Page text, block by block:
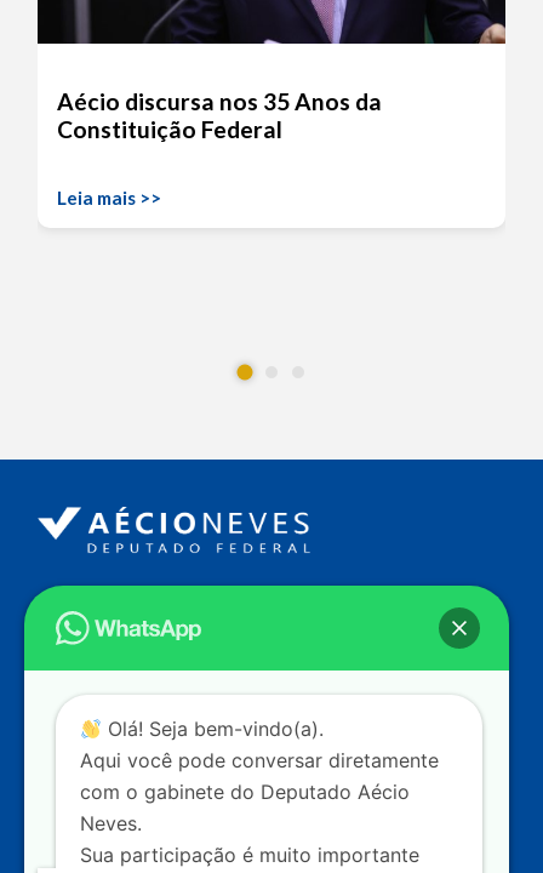
Aécio discursa nos 35 Anos da
Constituição Federal
Leia mais >>
Endereço
Câmara dos Deputados
Ed. Principal, Ala C – Gabinete
Contato
dep.aecioneves@camara.leg.br
+55 (61) 3215-5964
+55 (31) 3261-0121
Olá! Seja bem-vindo(a).
Aqui você pode conversar diretamente
com o gabinete do Deputado Aécio
Neves.
Sua participação é muito importante